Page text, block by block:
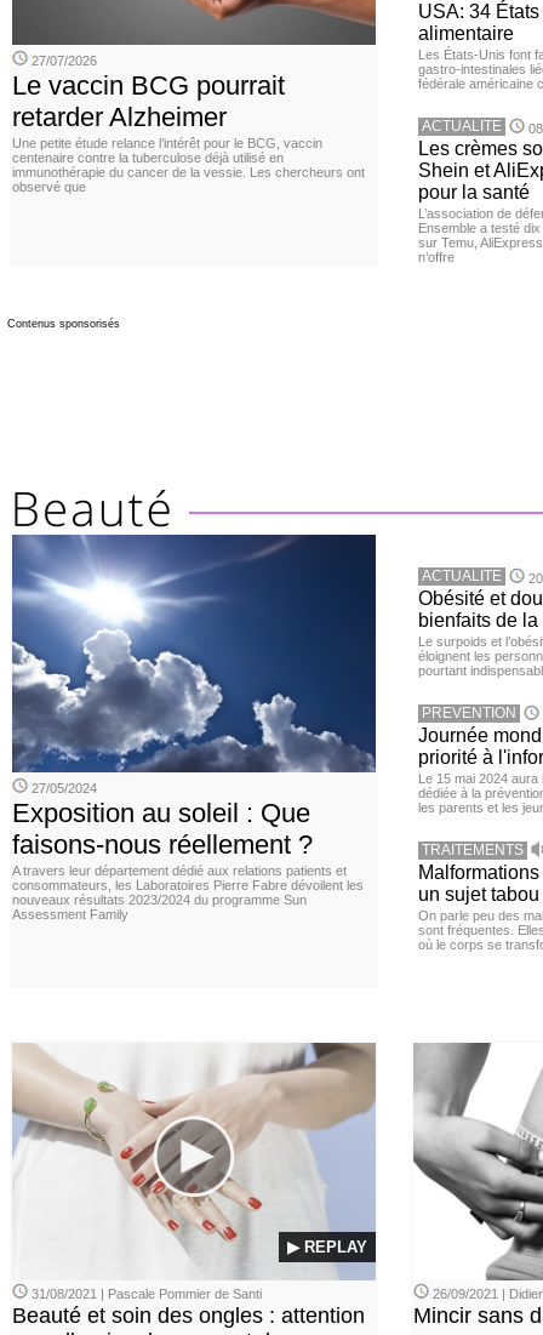
27/07/2026
Le vaccin BCG pourrait
retarder Alzheimer
Une petite étude relance l’intérêt pour le BCG, vaccin
centenaire contre la tuberculose déjà utilisé en
immunothérapie du cancer de la vessie. Les chercheurs ont
observé que
USA: 34
alimentaire
Les États-Unis font
gastro-intestinales
fédérale américaine
ACTUALITE
Les crèmes
Shein et
pour la santé
L’association de
Ensemble a testé
sur Temu,
n’offre
Contenus sponsorisés
27/05/2024
Exposition au soleil : Que
faisons-nous réellement ?
A travers leur département dédié aux relations patients et
consommateurs, les Laboratoires Pierre Fabre dévoilent les
nouveaux résultats 2023/2024 du programme Sun
Assessment Family
ACTUALITE
Obésité et
bienfaits de
Le surpoids et
éloignent les
pourtant
PREVENTION
Journée
priorité à
Le 15 mai 2024 aura
dédiée à la
les parents et les
TRAITEMENTS
un sujet tabou
On parle peu des
sont fréquentes.
où le corps se
▶ REPLAY
31/08/2021 | Pascale Pommier de Santi
Beauté et soin des ongles : attention
26/09/2021 |
Mincir sans